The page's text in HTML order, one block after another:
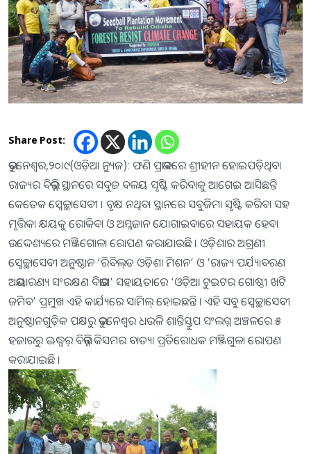
Share Post:
ଭୁବନେଶ୍ବର,୨୦।୯(ଓଡ଼ିଆ ନ୍ୟୁଜ): ଫଣି ପ୍ରଭାବରେ ଶ୍ରୀହୀନ ହୋଇପଡ଼ିଥିବା
ରାଜ୍ୟର ବିଭିନ୍ନ ସ୍ଥାନରେ ସବୁଜ ବଳୟ ସୃଷ୍ଟି କରିବାକୁ ଆଗେଇ ଆସିଛନ୍ତି
କେତେକ ସ୍ୱେଚ୍ଛାସେବୀ । ବୃକ୍ଷ ନଥିବା ସ୍ଥାନରେ ସବୁଜିମା ସୃଷ୍ଟି କରିବା ସହ
ମୃତ୍ତିକା କ୍ଷୟକୁ ରୋକିବା ଓ ଅମ୍ଳଜାନ ଯୋଗାଇବାରେ ସହାୟକ ହେବା
ଉଦ୍ଦେଶ୍ୟରେ ମଞ୍ଜିଗୋଳା ରୋପଣ କରାଯାଉଛି । ଓଡ଼ିଶାର ଅଗ୍ରଣୀ
ସ୍ୱେଚ୍ଛାସେବୀ ଅନୁଷ୍ଠାନ ‘ରିବିଲ୍‍ଡ ଓଡ଼ିଶା ମିଶନ’ ଓ ‘ରାଜ୍ୟ ପର୍ଯ୍ୟାବରଣ
ଅଭୟାରଣ୍ୟ ସଂରକ୍ଷଣ ବିଭାଗ’ ସହାୟତାରେ ‘ଓଡ଼ିଆ ଟୁଇଟର ଗୋଷ୍ଠୀ ଖଟି
ଜମିବ’ ପ୍ରମୁଖ ଏହି କାର୍ଯ୍ୟରେ ସାମିଲ୍‍ ହୋଇଛନ୍ତି । ଏହି ସବୁ ସ୍ୱେଚ୍ଛାସେବୀ
ଅନୁଷ୍ଠାନଗୁଡ଼ିକ ପକ୍ଷରୁ ଭୁବନେଶ୍ୱର ଧଉଳି ଶାନ୍ତିସ୍ତୁପ ସଂଲଗ୍ନ ଅଞ୍ଚଳରେ ୫
ହଜାରରୁ ଊଦ୍ଧ୍ୱର୍ ବିଭିନ୍ନ କିସମର ବାତ୍ୟା ପ୍ରତିରୋଧକ ମଞ୍ଜିଗୁଳା ରୋପଣ
କରାଯାଇଛି ।